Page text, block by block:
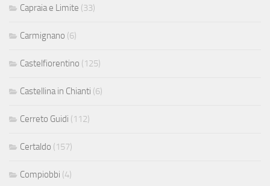
Capraia e Limite (33)
Carmignano (6)
Castelfiorentino (125)
Castellina in Chianti (6)
Cerreto Guidi (112)
Certaldo (157)
Compiobbi (4)